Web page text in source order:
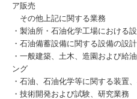
ア販売
その他上記に関する業務
・製油所・石油化学工場における
・石油備蓄設備に関する設備の設
・一般建築、土木、造園および給
ング
・石油、石油化学等に関する装置
・技術開発および試験、研究業務